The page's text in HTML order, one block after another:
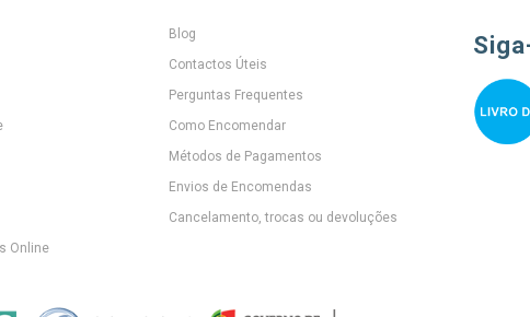
Online
Blog
Contactos Úteis
Perguntas Frequentes
Como Encomendar
Métodos de Pagamentos
Envios de Encomendas
Cancelamento, trocas ou devoluções